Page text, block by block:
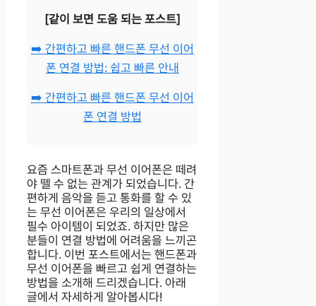
[같이 보면 도움 되는 포스트]
➡️ 간편하고 빠른 핸드폰 무선 이어
폰 연결 방법: 쉽고 빠른 안내
➡️ 간편하고 빠른 핸드폰 무선 이어
폰 연결 방법
요즘 스마트폰과 무선 이어폰은 떼려
야 뗄 수 없는 관계가 되었습니다. 간
편하게 음악을 듣고 통화를 할 수 있
는 무선 이어폰은 우리의 일상에서
필수 아이템이 되었죠. 하지만 많은
분들이 연결 방법에 어려움을 느끼곤
합니다. 이번 포스트에서는 핸드폰과
무선 이어폰을 빠르고 쉽게 연결하는
방법을 소개해 드리겠습니다. 아래
글에서 자세하게 알아봅시다!